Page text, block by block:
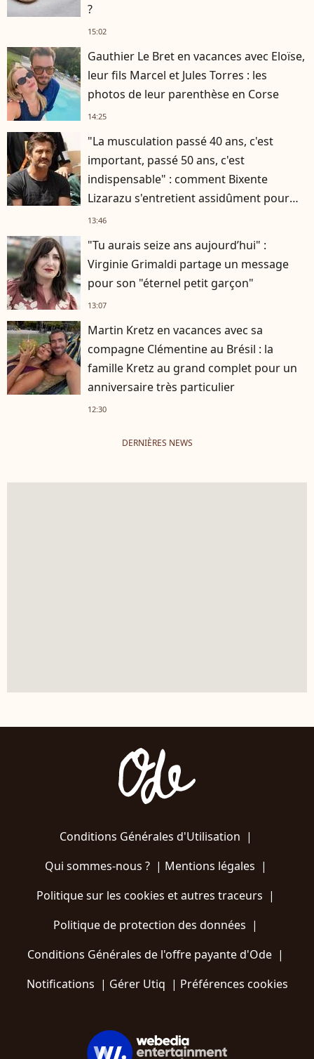
?
15:02
Gauthier Le Bret en vacances avec Eloïse,
leur fils Marcel et Jules Torres : les
photos de leur parenthèse en Corse
14:25
"La musculation passé 40 ans, c'est
important, passé 50 ans, c'est
indispensable" : comment Bixente
Lizarazu s'entretient assidûment pour
rester musclé à 56 ans ?
13:46
"Tu aurais seize ans aujourd’hui" :
Virginie Grimaldi partage un message
pour son "éternel petit garçon"
13:07
Martin Kretz en vacances avec sa
compagne Clémentine au Brésil : la
famille Kretz au grand complet pour un
anniversaire très particulier
12:30
DERNIÈRES NEWS
Conditions Générales d'Utilisation |
Qui sommes-nous ?| Mentions légales |
Politique sur les cookies et autres traceurs |
Politique de protection des données |
Conditions Générales de l'offre payante d'Ode |
Notifications | Gérer Utiq | Préférences cookies